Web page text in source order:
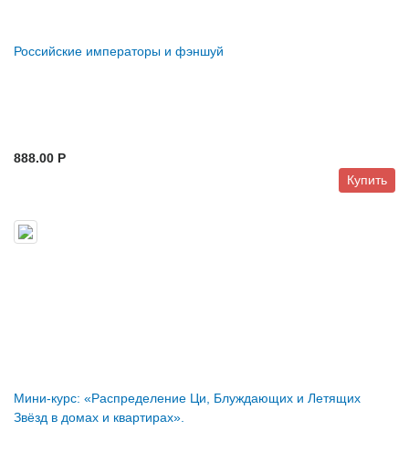
Российские императоры и фэншуй
888.00 P
Купить
Мини-курс: «Распределение Ци, Блуждающих и Летящих
Звёзд в домах и квартирах».